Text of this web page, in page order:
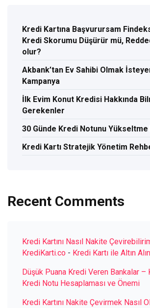
Kredi Kartına Başvurursam
Kredi Skorumu Düşürür mü,
olur?
Akbank’tan Ev Sahibi Olmak
Kampanya
İlk Evim Konut Kredisi Hakkında
Gerekenler
30 Günde Kredi Notunu
Kredi Kartı Stratejik Yönetim
Recent Comments
Kredi Kartını Nasıl Nakite
KrediKarti.co - Kredi Kartı ile Altın
Düşük Puana Kredi Veren Bankalar –
Kredi Notu Hesaplaması ve Önemi
Kredi Kartını Nakite Çevirmek Nasıl